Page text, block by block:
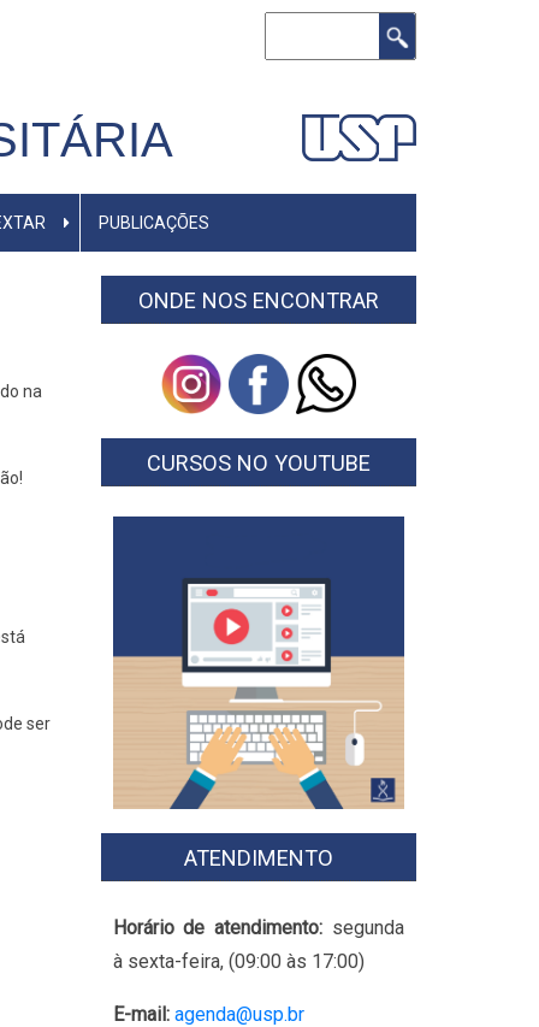
PUBLICAÇÕES
na
ser
ONDE NOS ENCONTRAR
CURSOS NO YOUTUBE
ATENDIMENTO
Horário de atendimento: segunda
à sexta-feira, (09:00 às 17:00)
E-mail: agenda@usp.br